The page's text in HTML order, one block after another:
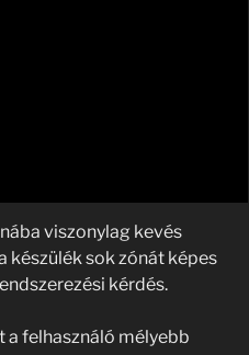
viszonylag kevés
készülék sok zónát képes
kérdés.
felhasználó mélyebb